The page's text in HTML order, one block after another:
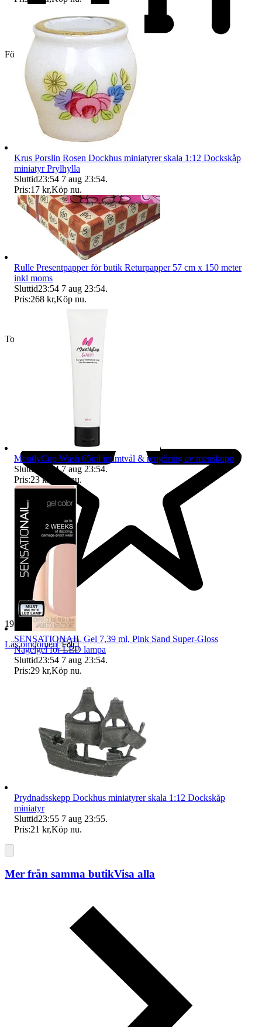
Företag
Toppsäljare
19 269 omdömen
Läs omdömen Följ
Krus Porslin Rosen Dockhus miniatyrer skala 1:12 Dockskåp
miniatyr Prylhylla
Sluttid23:54 7 aug 23:54.
Pris:17 kr,Köp nu.
Rulle Presentpapper för butik Returpapper 57 cm x 150 meter
inkl moms
Sluttid23:54 7 aug 23:54.
Pris:268 kr,Köp nu.
MontlyCup Wash 65ml intimtvål & rengöring av menskopp
Sluttid
23:54 7 aug 23:54.
Pris:23 kr Köp nu.
SENSATIONAIL Gel 7,39 ml, Pink Sand Super-Gloss
Nagelgel för LED lampa
Sluttid23:54 7 aug 23:54.
Pris:29 kr,Köp nu.
Prydnadsskepp Dockhus miniatyrer skala 1:12 Dockskåp
miniatyr
Sluttid23:55 7 aug 23:55.
Pris:21 kr,Köp nu.
Mer från samma butikVisa alla